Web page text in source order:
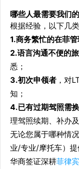
哪些人最需要我们
根据经验，以下几
1.商务繁忙的在菲
2.语言沟通不便的
悉；
3.初次申领者 ，对
知；
4.已有过期驾照需
理驾照续期、补办
无论您属于哪种情
业/专业/摩托车）提
华商签证深耕菲律